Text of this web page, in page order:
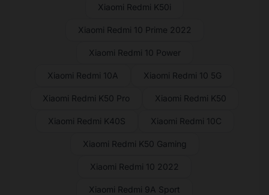
Xiaomi Redmi K50i
Xiaomi Redmi 10 Prime 2022
Xiaomi Redmi 10 Power
Xiaomi Redmi 10A Xiaomi Redmi 10 5G
Xiaomi Redmi K50 Pro Xiaomi Redmi K50
Xiaomi Redmi K40S Xiaomi Redmi 10C
Xiaomi Redmi K50 Gaming
Xiaomi Redmi 10 2022
Xiaomi Redmi 9A Sport